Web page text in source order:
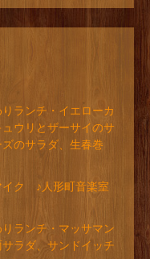
ランチ・イエローカ
ウリとザーサイのサ
のサラダ、生春巻
ク ♪人形町音楽室
ランチ・マッサマン
ラダ、サンドイッチ